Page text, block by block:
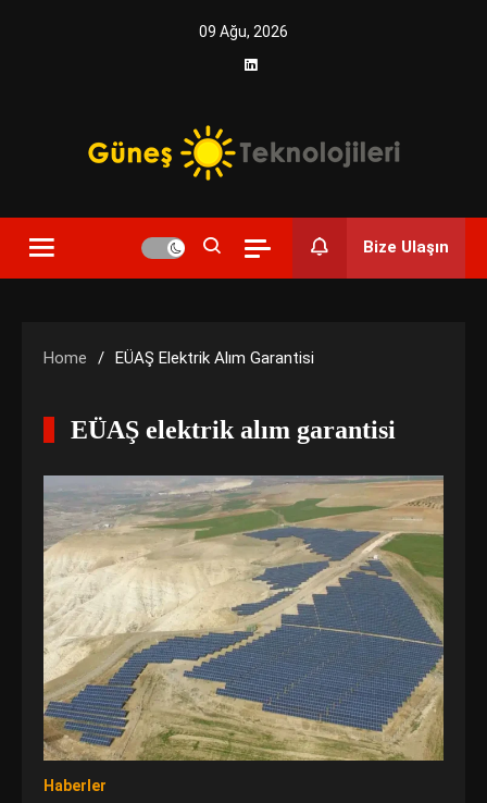
09 Ağu, 2026
Güneş Teknolojileri | Solar
Enerji Çözümleri ve
Bize Ulaşın
Home EÜAŞ Elektrik Alım Garantisi
EÜAŞ elektrik alım garantisi
Haberler